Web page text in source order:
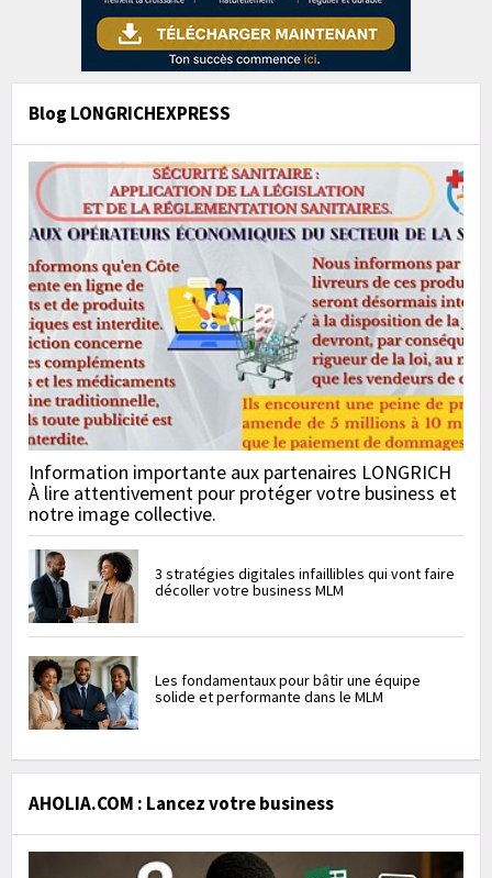
Blog LONGRICHEXPRESS
Information importante aux partenaires LONGRICH
À lire attentivement pour protéger votre business et
notre image collective.
3 stratégies digitales infaillibles qui vont faire
décoller votre business MLM
Les fondamentaux pour bâtir une équipe
solide et performante dans le MLM
AHOLIA.COM : Lancez votre business